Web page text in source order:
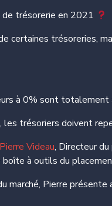
trésorerie en 2021
certaines trésoreries,
à 0% sont totalement
trésoriers doivent
Pierre Videau, Directeur
à outils du
marché, Pierre